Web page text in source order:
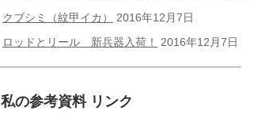
クブシミ（紋甲イカ）
2016年12月7日
ロッドとリール 新兵器入荷！
2016年12月7日
私の参考資料 リンク